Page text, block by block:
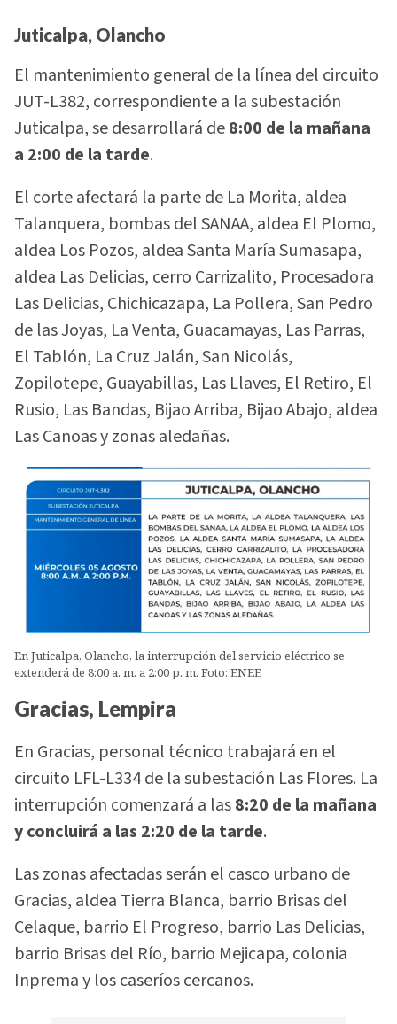
Juticalpa, Olancho
El mantenimiento general de la línea del circuito
JUT-L382, correspondiente a la subestación
Juticalpa, se desarrollará de8:00 de la mañana
a 2:00 de la tarde.
El corte afectará la parte de La Morita, aldea
Talanquera, bombas del SANAA, aldea El Plomo,
aldea Los Pozos, aldea Santa María Sumasapa,
aldea Las Delicias, cerro Carrizalito, Procesadora
Las Delicias, Chichicazapa, La Pollera, San Pedro
de las Joyas, La Venta, Guacamayas, Las Parras,
El Tablón, La Cruz Jalán, San Nicolás,
Zopilotepe, Guayabillas, Las Llaves, El Retiro, El
Rusio, Las Bandas, Bijao Arriba, Bijao Abajo, aldea
Las Canoas y zonas aledañas.
En Juticalpa, Olancho, la interrupción del servicio eléctrico se
extenderá de 8:00 a. m. a 2:00 p. m. Foto: ENEE
Gracias, Lempira
En Gracias, personal técnico trabajará en el
circuito LFL-L334 de la subestación Las Flores. La
interrupción comenzará a las8:20 de la mañana
y concluirá a las 2:20 de la tarde.
Las zonas afectadas serán el casco urbano de
Gracias, aldea Tierra Blanca, barrio Brisas del
Celaque, barrio El Progreso, barrio Las Delicias,
barrio Brisas del Río, barrio Mejicapa, colonia
Inprema y los caseríos cercanos.